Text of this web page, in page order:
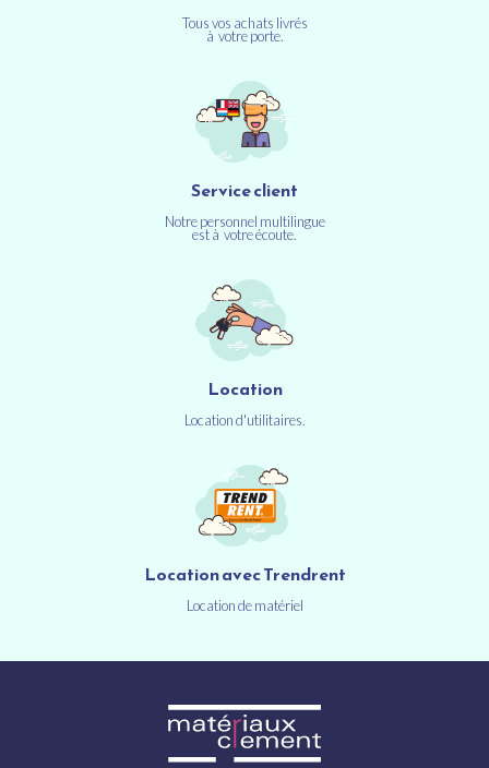
Tous vos achats livrés
à votre porte.
Service client
Notre personnel multilingue
est à votre écoute.
Location
Location d'utilitaires.
Location avec Trendrent
Location de matériel